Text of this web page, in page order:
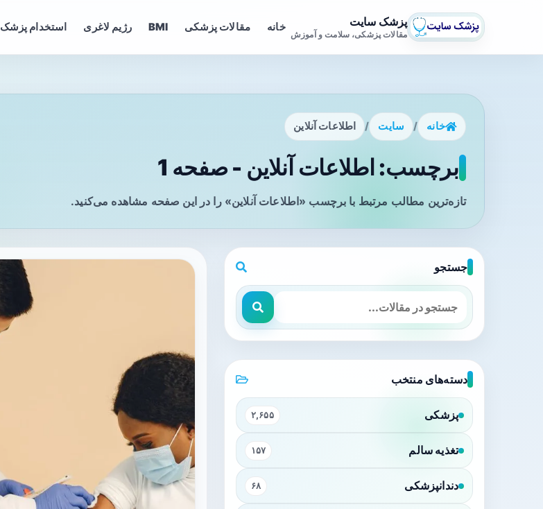
پزشک سایت
مقالات پزشکی، سلامت و آموزش
خانه مقالات پزشکی BMI رژیم لاغری استخدام پزشک
خانه / سایت / اطلاعات آنلاین
برچسب: اطلاعات آنلاین - صفحه 1
تازه‌ترین مطالب مرتبط با برچسب «اطلاعات آنلاین» را در این صفحه مشاهده می‌کنید.
جستجو
دسته‌های منتخب
پزشکی ۲,۶۵۵
تغذیه سالم ۱۵۷
دندانپزشکی ۶۸